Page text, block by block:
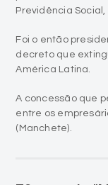
decreto que
A concessão que
entre os